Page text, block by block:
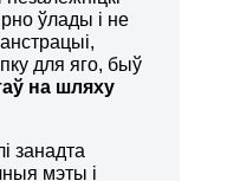
ўлады і не
для яго, быў
на шляху
занадта
мэты і